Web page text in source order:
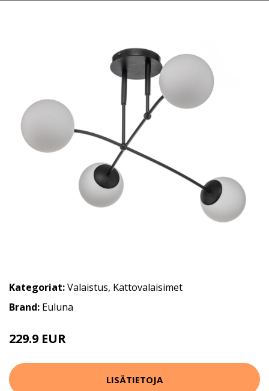
Kategoriat:Valaistus, Kattovalaisimet
Brand: Euluna
229.9 EUR
LISÄTIETOJA